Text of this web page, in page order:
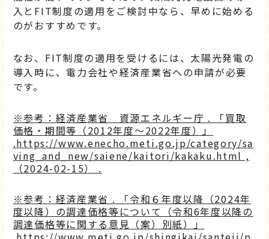
入とFIT制度の適用をご検討中なら、早めに始める
のがおすすめです。
なお、FIT制度の適用を受けるには、太陽光発電の
導入時に、電力会社や経済産業省への申請が必要
です。
※参考：経済産業省 資源エネルギー庁 . 「買取
価格・期間等（2012年度～2022年度）」
.https://www.enecho.meti.go.jp/category/sa
ving_and_new/saiene/kaitori/kakaku.html ,
（2024-02-15） .
※参考：経済産業省 . 「令和６年度以降（2024年
度以降）の調達価格等について（令和6年度以降の
調達価格等に関する意見（案）別紙）」